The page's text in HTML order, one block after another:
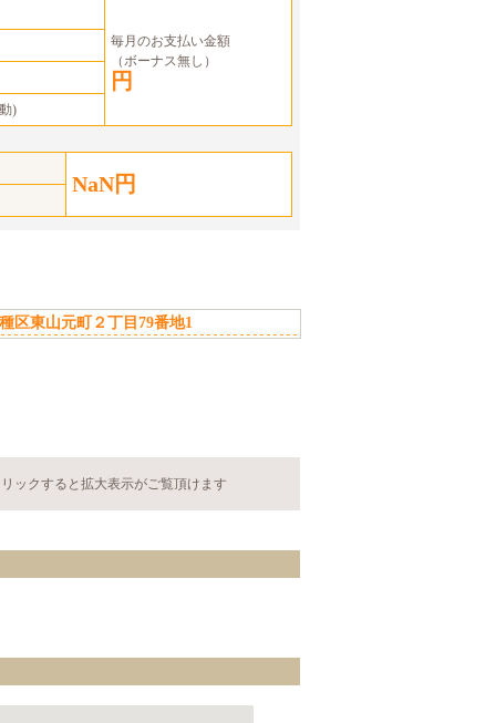
毎月のお支払い金額
（ボーナス無し）
円
)
NaN円
区東山元町２丁目79番地1
ックすると拡大表示がご覧頂けます